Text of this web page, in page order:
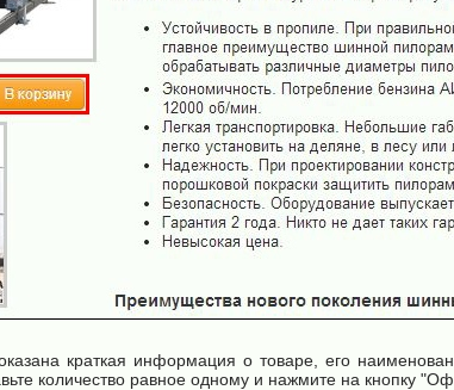
краткая информация о товаре, его
количество равное одному и нажмите на кнопку